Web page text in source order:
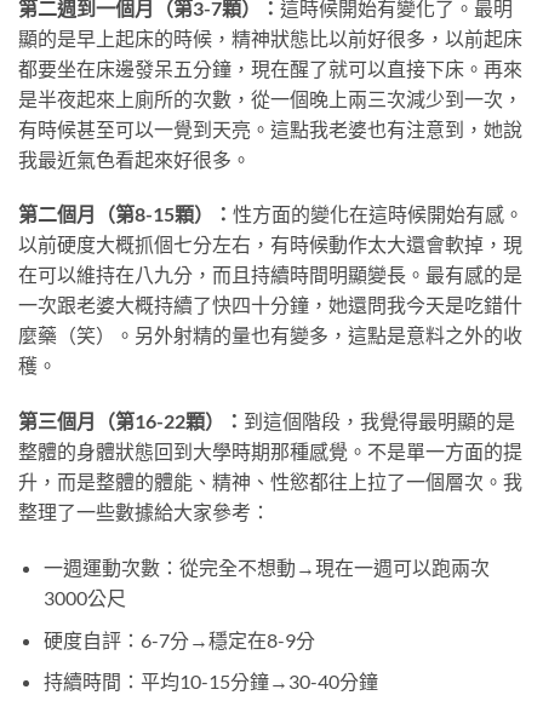
第二週到一個月（第3-7顆）： 這時候開始有變化了。最明
顯的是早上起床的時候，精神狀態比以前好很多，以前起床
都要坐在床邊發呆五分鐘，現在醒了就可以直接下床。再來
是半夜起來上廁所的次數，從一個晚上兩三次減少到一次，
有時候甚至可以一覺到天亮。這點我老婆也有注意到，她說
我最近氣色看起來好很多。
第二個月（第8-15顆）： 性方面的變化在這時候開始有感。
以前硬度大概抓個七分左右，有時候動作太大還會軟掉，現
在可以維持在八九分，而且持續時間明顯變長。最有感的是
一次跟老婆大概持續了快四十分鐘，她還問我今天是吃錯什
麼藥（笑）。另外射精的量也有變多，這點是意料之外的收
穫。
第三個月（第16-22顆）： 到這個階段，我覺得最明顯的是
整體的身體狀態回到大學時期那種感覺。不是單一方面的提
升，而是整體的體能、精神、性慾都往上拉了一個層次。我
整理了一些數據給大家參考：
一週運動次數：從完全不想動→現在一週可以跑兩次
3000公尺
硬度自評：6-7分→穩定在8-9分
持續時間：平均10-15分鐘→30-40分鐘